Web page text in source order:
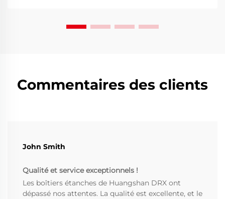
Commentaires des clients
John Smith
Qualité et service exceptionnels !
Les boîtiers étanches de Huangshan DRX ont
dépassé nos attentes. La qualité est excellente, et le